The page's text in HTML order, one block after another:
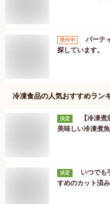
受付中
パーテ
探しています。
冷凍食品の人気おすすめラン
決定
【冷凍
美味しい冷凍煮
決定
いつでも
すめのカット済